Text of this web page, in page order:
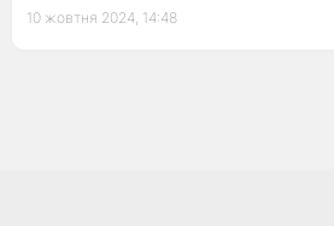
10 жовтня 2024, 14:48